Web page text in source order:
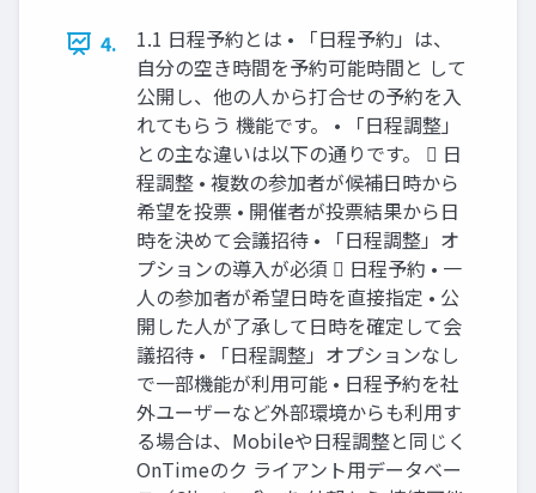
4.
1.1 日程予約とは • 「日程予約」は、
自分の空き時間を予約可能時間と して
公開し、他の人から打合せの予約を入
れてもらう 機能です。 • 「日程調整」
との主な違いは以下の通りです。  日
程調整 • 複数の参加者が候補日時から
希望を投票 • 開催者が投票結果から日
時を決めて会議招待 • 「日程調整」オ
プションの導入が必須  日程予約 • 一
人の参加者が希望日時を直接指定 • 公
開した人が了承して日時を確定して会
議招待 • 「日程調整」オプションなし
で一部機能が利用可能 • 日程予約を社
外ユーザーなど外部環境からも利用す
る場合は、Mobileや日程調整と同じく
OnTimeのク ライアント用データベー